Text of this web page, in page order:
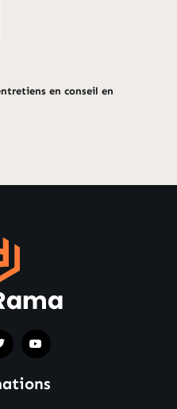
en conseil en